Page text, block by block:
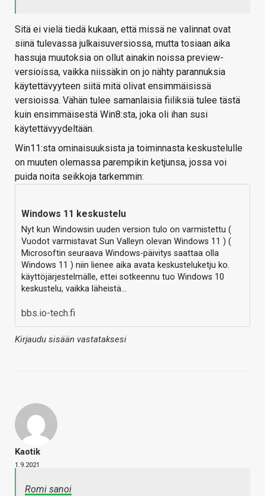
Sitä ei vielä tiedä kukaan, että missä ne valinnat ovat
siinä tulevassa julkaisuversiossa, mutta tosiaan aika
hassuja muutoksia on ollut ainakin noissa preview-
versioissa, vaikka niissäkin on jo nähty parannuksia
käytettävyyteen siitä mitä olivat ensimmäisissä
versioissa. Vähän tulee samanlaisia fiiliksiä tulee tästä
kuin ensimmäisestä Win8:sta, joka oli ihan susi
käytettävyydeltään.
Win11:sta ominaisuuksista ja toiminnasta keskustelulle
on muuten olemassa parempikin ketjunsa, jossa voi
puida noita seikkoja tarkemmin:
Windows 11 keskustelu
Nyt kun Windowsin uuden version tulo on varmistettu (
Vuodot varmistavat Sun Valleyn olevan Windows 11 ) (
Microsoftin seuraava Windows-päivitys saattaa olla
Windows 11 ) niin lienee aika avata keskusteluketju ko.
käyttöjärjestelmälle, ettei sotkeennu tuo Windows 10
keskustelu, vaikka läheistä…
bbs.io-tech.fi
Kirjaudu sisään vastataksesi
Kaotik
1.9.2021
Romi sanoi